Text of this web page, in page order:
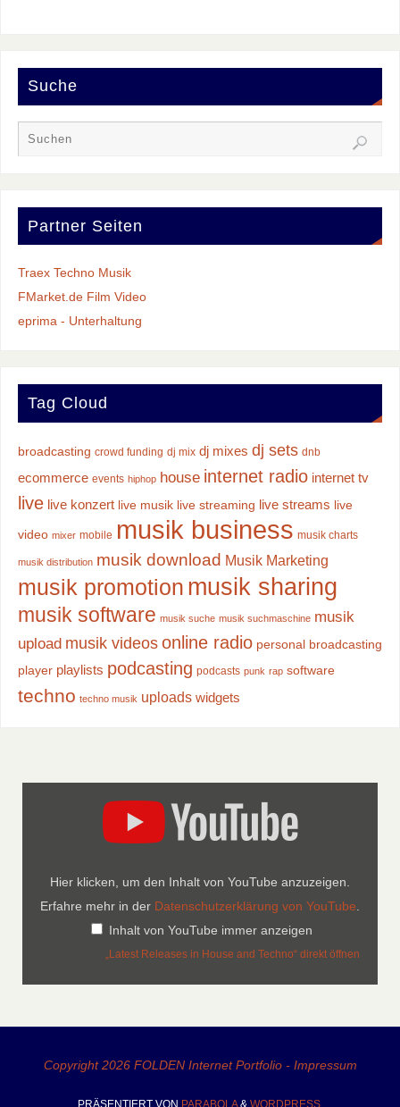
Suche
Partner Seiten
Traex Techno Musik
FMarket.de Film Video
eprima - Unterhaltung
Tag Cloud
broadcasting crowd funding dj mix dj mixes dj sets dnb
ecommerce events hiphop house internet radio internet tv
live live konzert live musik live streaming live streams live
video mixer mobile musik business musik charts
musik distribution musik download Musik Marketing
musik promotion musik sharing
musik software musik suche musik suchmaschine musik
upload musik videos online radio personal broadcasting
player playlists podcasting podcasts punk rap software
techno techno musik uploads widgets
Hier klicken, um den Inhalt von YouTube anzuzeigen.
Erfahre mehr in der Datenschutzerklärung von YouTube
Inhalt von YouTube immer anzeigen
„Latest Releases in House and Techno“ direkt öffnen
Copyright 2026 FOLDEN Internet Portfolio - Impressum